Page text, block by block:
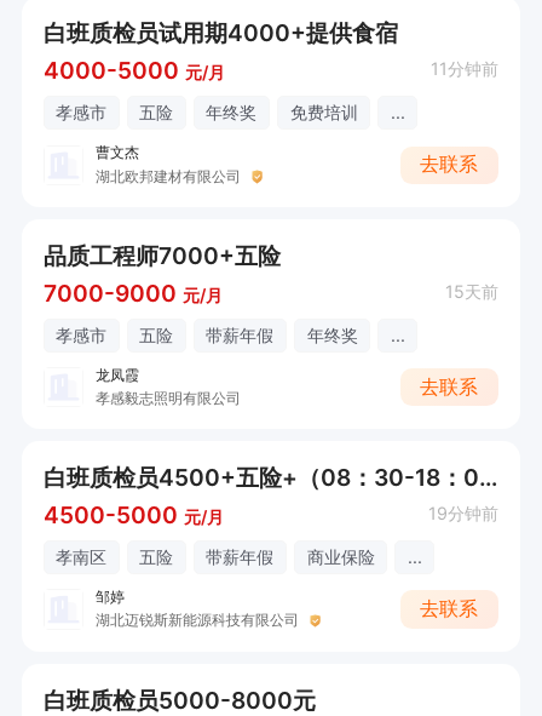
白班质检员试用期4000+提供食宿
4000-5000 元/月 11分钟前
孝感市 五险 年终奖 免费培训 ...
曹文杰
湖北欧邦建材有限公司
去联系
品质工程师7000+五险
7000-9000 元/月 15天前
孝感市 五险 带薪年假 年终奖 ...
龙凤霞
孝感毅志照明有限公司
去联系
白班质检员4500+五险+（08：30-18：00）
4500-5000 元/月 19分钟前
孝南区 五险 带薪年假 商业保险 ...
邹婷
湖北迈锐斯新能源科技有限公司
去联系
白班质检员5000-8000元